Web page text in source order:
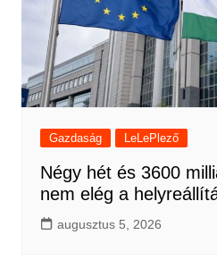
Gazdaság LeLePlező
Négy hét és 3600
nem elég a
augusztus 5, 2026